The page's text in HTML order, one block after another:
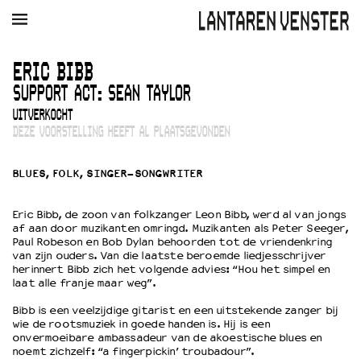
AGENDA FILM
Winkelmandje
Zoek
Bereikbaarheid
EDUCATIE
Schoolvoorstellingen
Filmprogramma’s VO/MBO
Speciale educatieprogramma’s
ERIC BIBB
SUPPORT ACT: SEAN TAYLOR
UITVERKOCHT
DEZE VOORSTELLING HEEFT AL PLAATSGEVONDEN
BLUES, FOLK, SINGER-SONGWRITER
Eric Bibb, de zoon van folkzanger Leon Bibb, werd al van jongs
af aan door muzikanten omringd. Muzikanten als Peter Seeger,
Paul Robeson en Bob Dylan behoorden tot de vriendenkring
van zijn ouders. Van die laatste beroemde liedjesschrijver
herinnert Bibb zich het volgende advies: “Hou het simpel en
laat alle franje maar weg”.
Bibb is een veelzijdige gitarist en een uitstekende zanger bij
wie de rootsmuziek in goede handen is. Hij is een
onvermoeibare ambassadeur van de akoestische blues en
noemt zichzelf: “a fingerpickin’ troubadour”.